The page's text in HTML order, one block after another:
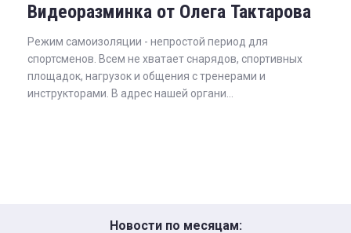
Видеоразминка от Олега Тактарова
Режим самоизоляции - непростой период для
спортсменов. Всем не хватает снарядов, спортивных
площадок, нагрузок и общения с тренерами и
инструкторами. В адрес нашей органи...
Новости по месяцам: